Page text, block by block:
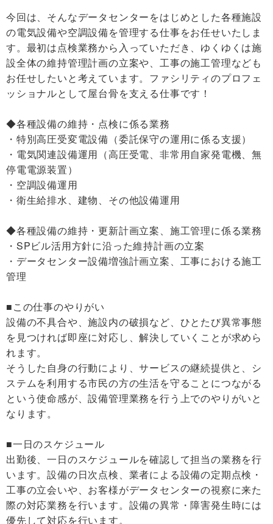
今回は、そんなデータセンターをはじめとした各種施設
の電気設備や空調設備を管理する仕事をお任せいたしま
す。最初は点検業務から入っていただき、ゆくゆくは施
設全体の維持管理計画の立案や、工事の施工管理なども
お任せしたいと考えています。ファシリティのプロフェ
ッショナルとして屋台骨を支える仕事です！
◆各種設備の維持・点検に係る業務
・特別高圧受変電設備（委託保守の運用に係る支援）
・電気関連設備運用（高圧受電、非常用自家発電機、無
停電電源装置）
・空調設備運用
・衛生給排水、建物、その他設備運用
◆各種設備の維持・更新計画立案、施工管理に係る業務
・SPビル活用方針に沿った維持計画の立案
・データセンター設備増強計画立案、工事における施工
管理
■この仕事のやりがい
設備の不具合や、施設内の破損など、ひとたび異常事態
を見つければ即座に対応し、解決していくことが求めら
れます。
そうした自身の行動により、サービスの継続提供と、シ
ステムを利用する市民の方の生活を守ることにつながる
という使命感が、設備管理業務を行う上でのやりがいと
なります。
■一日のスケジュール
出勤後、一日のスケジュールを確認して担当の業務を行
います。設備の日次点検、業者による設備の定期点検・
工事の立会いや、お客様がデータセンターの視察に来た
際の対応業務を行います。設備の異常・障害発生時には
優先して対応を行います。